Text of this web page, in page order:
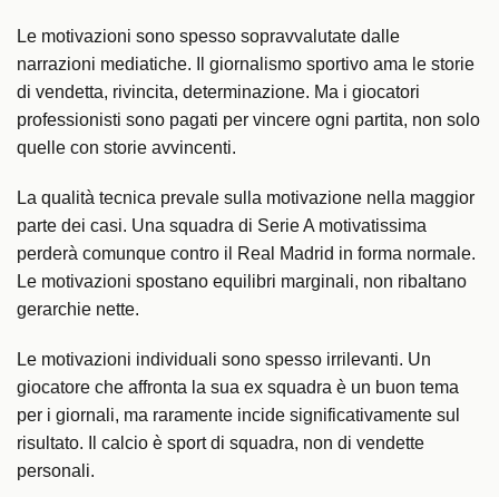
Le motivazioni sono spesso sopravvalutate dalle
narrazioni mediatiche. Il giornalismo sportivo ama le storie
di vendetta, rivincita, determinazione. Ma i giocatori
professionisti sono pagati per vincere ogni partita, non solo
quelle con storie avvincenti.
La qualità tecnica prevale sulla motivazione nella maggior
parte dei casi. Una squadra di Serie A motivatissima
perderà comunque contro il Real Madrid in forma normale.
Le motivazioni spostano equilibri marginali, non ribaltano
gerarchie nette.
Le motivazioni individuali sono spesso irrilevanti. Un
giocatore che affronta la sua ex squadra è un buon tema
per i giornali, ma raramente incide significativamente sul
risultato. Il calcio è sport di squadra, non di vendette
personali.